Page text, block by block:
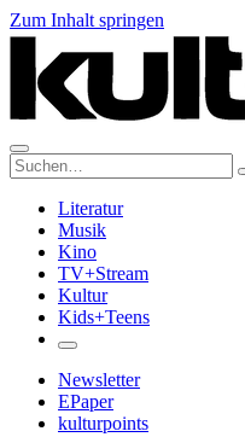
Zum Inhalt springen
Suche:
Literatur
Musik
Kino
TV+Stream
Kultur
Kids+Teens
Newsletter
EPaper
kulturpoints